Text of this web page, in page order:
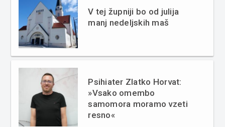
V tej župniji bo od julija
manj nedeljskih maš
Psihiater Zlatko Horvat:
»Vsako omembo
samomora moramo vzeti
resno«